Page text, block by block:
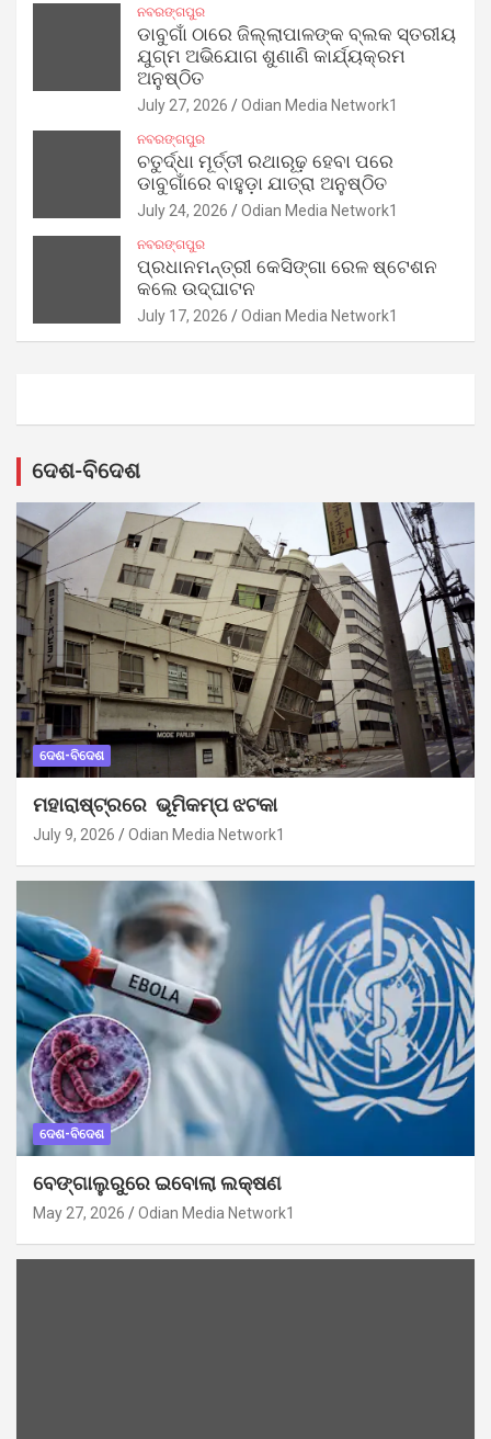
ନବରଙ୍ଗପୁର
ଡାବୁଗାଁ ଠାରେ ଜିଲ୍ଲାପାଳଙ୍କ ବ୍ଲକ ସ୍ତରୀୟ
ଯୁଗ୍ମ ଅଭିଯୋଗ ଶୁଣାଣି କାର୍ଯ୍ୟକ୍ରମ
ଅନୁଷ୍ଠିତ
July 27, 2026 Odian Media Network1
ନବରଙ୍ଗପୁର
ଚତୁର୍ଦ୍ଧା ମୂର୍ତ୍ତୀ ରଥାରୂଢ଼ ହେବା ପରେ
ଡାବୁଗାଁରେ ବାହୁଡ଼ା ଯାତ୍ରା ଅନୁଷ୍ଠିତ
July 24, 2026 Odian Media Network1
ନବରଙ୍ଗପୁର
ପ୍ରଧାନମନ୍ତ୍ରୀ କେସିଙ୍ଗା ରେଳ ଷ୍ଟେଶନ
କଲେ ଉଦ୍‌ଘାଟନ
July 17, 2026 Odian Media Network1
ଦେଶ-ବିଦେଶ
ଦେଶ-ବିଦେଶ
ମହାରାଷ୍ଟ୍ରରେ ଭୂମିକମ୍ପ ଝଟକା
July 9, 2026 Odian Media Network1
ଦେଶ-ବିଦେଶ
ବେଙ୍ଗାଲୁରୁରେ ଇବୋଲା ଲକ୍ଷଣ
May 27, 2026 Odian Media Network1